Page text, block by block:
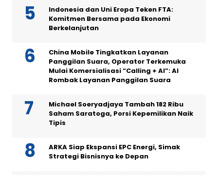
Indonesia dan Uni Eropa Teken FTA:
Komitmen Bersama pada Ekonomi
Berkelanjutan
China Mobile Tingkatkan Layanan
Panggilan Suara, Operator Terkemuka
Mulai Komersialisasi “Calling + AI”: AI
Rombak Layanan Panggilan Suara
Michael Soeryadjaya Tambah 182 Ribu
Saham Saratoga, Porsi Kepemilikan Naik
Tipis
ARKA Siap Ekspansi EPC Energi, Simak
Strategi Bisnisnya ke Depan